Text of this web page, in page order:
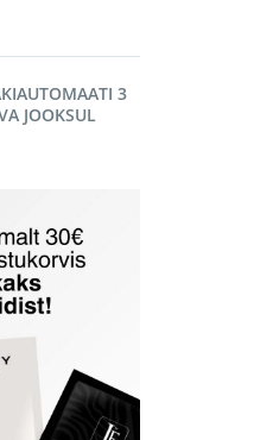
3
JOOKSUL